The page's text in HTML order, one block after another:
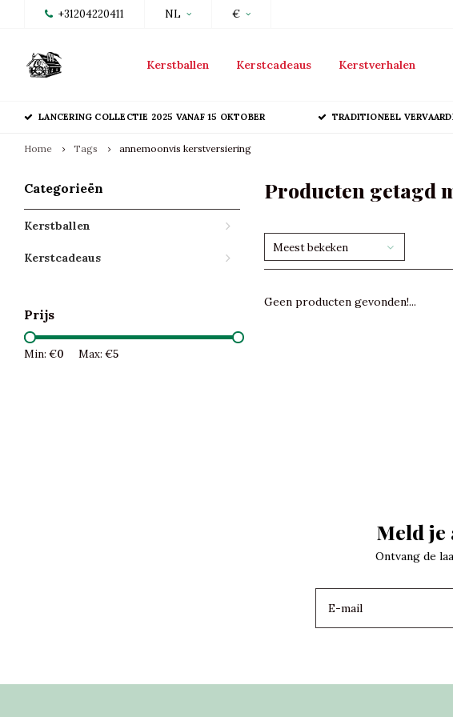
+31204220411 NL €
Kerstballen Kerstcadeaus Kerstverhalen
LANCERING COLLECTIE 2025 VANAF 15 OKTOBER TRADITIONEEL
Home Tags annemoonvis kerstversiering
Categorieën
Kerstballen
Kerstcadeaus
Prijs
Min: €0 Max: €5
Producten getagd
Meest bekeken
Geen producten gevonden!...
Meld je
Ontvang de